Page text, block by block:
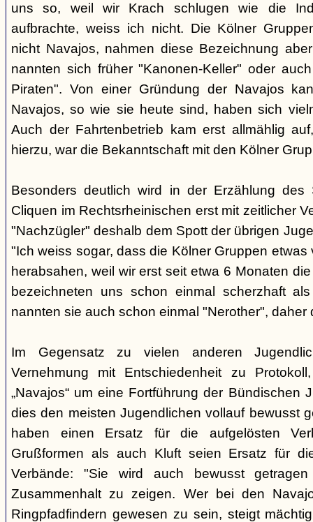
uns so, weil wir Krach schlugen wie die
aufbrachte, weiss ich nicht. Die Kölner
nicht Navajos, nahmen diese Bezeichnung
nannten sich früher "Kanonen-Keller" oder
Piraten". Von einer Gründung der Navajos
Navajos, so wie sie heute sind, haben sich
Auch der Fahrtenbetrieb kam erst allmählig
hierzu, war die Bekanntschaft mit den Kölner
Besonders deutlich wird in der Erzählung
Cliquen im Rechtsrheinischen erst mit zeitlicher
"Nachzügler" deshalb dem Spott der übrigen
"Ich weiss sogar, dass die Kölner Gruppen
herabsahen, weil wir erst seit etwa 6 Monaten
bezeichneten uns schon einmal scherzhaft
nannten sie auch schon einmal "Nerother", daher
Im Gegensatz zu vielen anderen
Vernehmung mit Entschiedenheit zu
„Navajos“ um eine Fortführung der Bündischen
dies den meisten Jugendlichen vollauf bewusst
haben einen Ersatz für die aufgelösten
Grußformen als auch Kluft seien Ersatz für
Verbände: "Sie wird auch bewusst
Zusammenhalt zu zeigen. Wer bei den
Ringpfadfindern gewesen zu sein, steigt